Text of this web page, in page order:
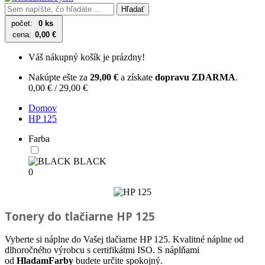
Hľadať
počet:
0 ks
cena: 0,00 €
Váš nákupný košík je prázdny!
Nakúpte ešte za 29,00 € a získate dopravu ZDARMA.
0,00 € / 29,00 €
Domov
HP 125
Farba
BLACK
0
Tonery do tlačiarne HP 125
Vyberte si náplne do Vašej tlačiarne HP 125. Kvalitné náplne od
dlhoročného výrobcu s certifikátmi ISO. S náplňami
od HladamFarby budete určite spokojný.